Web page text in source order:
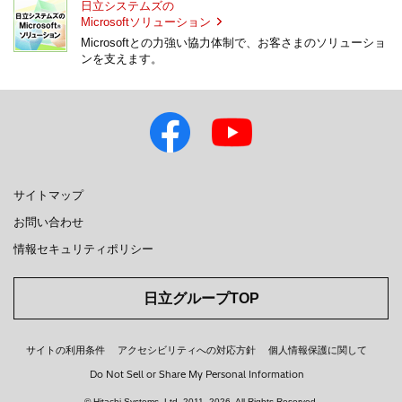
日立システムズの
Microsoftソリューション
Microsoftとの力強い協力体制で、お客さまのソリューショ
ンを支えます。
サイトマップ
お問い合わせ
情報セキュリティポリシー
日立グループTOP
サイトの利用条件 アクセシビリティへの対応方針 個人情報保護に関して
Do Not Sell or Share My Personal Information